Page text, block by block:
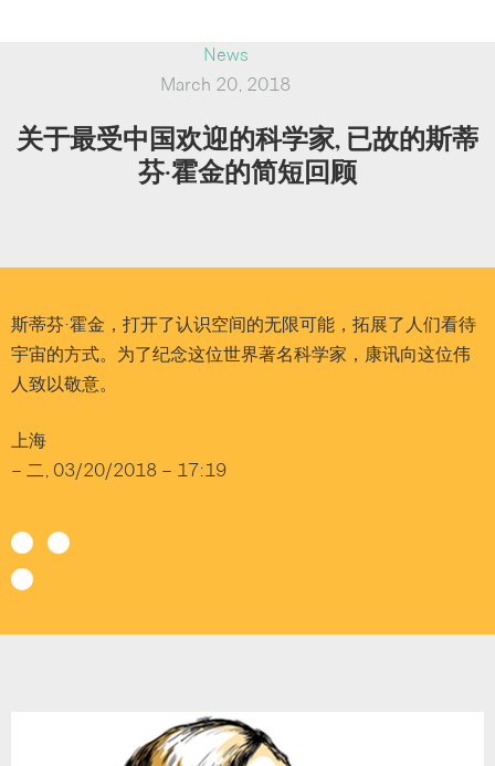
News
March 20, 2018
关于最受中国欢迎的科学家, 已故的斯蒂
芬·霍金的简短回顾
斯蒂芬·霍金，打开了认识空间的无限可能，拓展了人们看待
宇宙的方式。为了纪念这位世界著名科学家，康讯向这位伟
人致以敬意。
上海
– 二, 03/20/2018 – 17:19